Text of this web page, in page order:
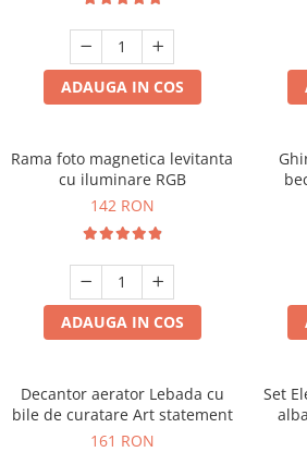
Cadouri pentru Sefi
Cel ce are tot
ADAUGA IN COS
Rama foto magnetica levitanta
cu iluminare RGB
142 RON
ADAUGA IN COS
Decantor aerator Lebada cu
bile de curatare Art statement
161 RON
Set